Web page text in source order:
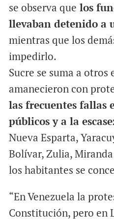
se observa que los
llevaban detenido a
mientras que los
impedirlo.
Sucre se suma a otros
amanecieron con
las frecuentes fallas
públicos y a la
Nueva Esparta,
Bolívar, Zulia,
los habitantes se
“En Venezuela la
Constitución, pero en